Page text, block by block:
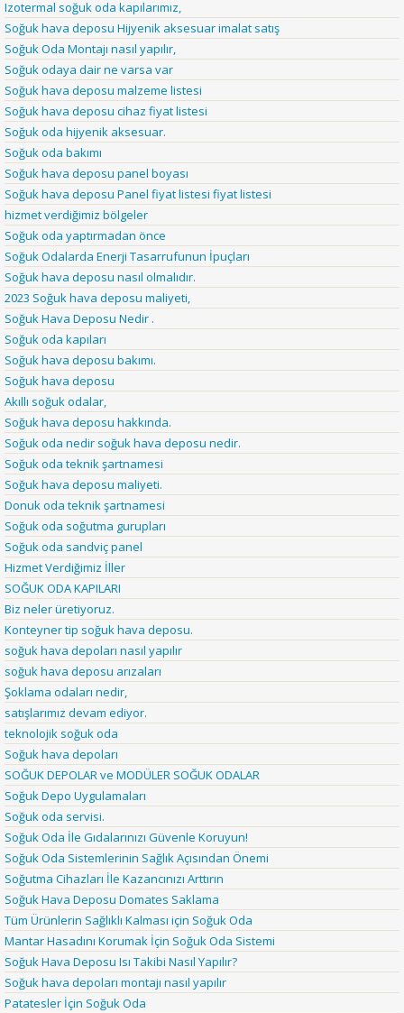
Izotermal soğuk oda kapılarımız,
Soğuk hava deposu Hijyenik aksesuar imalat satış
Soğuk Oda Montajı nasıl yapılır,
Soğuk odaya dair ne varsa var
Soğuk hava deposu malzeme listesi
Soğuk hava deposu cihaz fiyat listesi
Soğuk oda hijyenik aksesuar.
Soğuk oda bakımı
Soğuk hava deposu panel boyası
Soğuk hava deposu Panel fiyat listesi fiyat listesi
hizmet verdiğimiz bölgeler
Soğuk oda yaptırmadan önce
Soğuk Odalarda Enerji Tasarrufunun İpuçları
Soğuk hava deposu nasıl olmalıdır.
2023 Soğuk hava deposu maliyeti,
Soğuk Hava Deposu Nedir .
Soğuk oda kapıları
Soğuk hava deposu bakımı.
Soğuk hava deposu
Akıllı soğuk odalar,
Soğuk hava deposu hakkında.
Soğuk oda nedir soğuk hava deposu nedir.
Soğuk oda teknik şartnamesi
Soğuk hava deposu maliyeti.
Donuk oda teknik şartnamesi
Soğuk oda soğutma gurupları
Soğuk oda sandviç panel
Hizmet Verdiğimiz İller
SOĞUK ODA KAPILARI
Biz neler üretiyoruz.
Konteyner tip soğuk hava deposu.
soğuk hava depoları nasıl yapılır
soğuk hava deposu arızaları
Şoklama odaları nedir,
satışlarımız devam ediyor.
teknolojik soğuk oda
Soğuk hava depoları
SOĞUK DEPOLAR ve MODÜLER SOĞUK ODALAR
Soğuk Depo Uygulamaları
Soğuk oda servisi.
Soğuk Oda İle Gıdalarınızı Güvenle Koruyun!
Soğuk Oda Sistemlerinin Sağlık Açısından Önemi
Soğutma Cihazları İle Kazancınızı Arttırın
Soğuk Hava Deposu Domates Saklama
Tüm Ürünlerin Sağlıklı Kalması için Soğuk Oda
Mantar Hasadını Korumak İçin Soğuk Oda Sistemi
Soğuk Hava Deposu Isı Takibi Nasıl Yapılır?
Soğuk hava depoları montajı nasıl yapılır
Patatesler İçin Soğuk Oda